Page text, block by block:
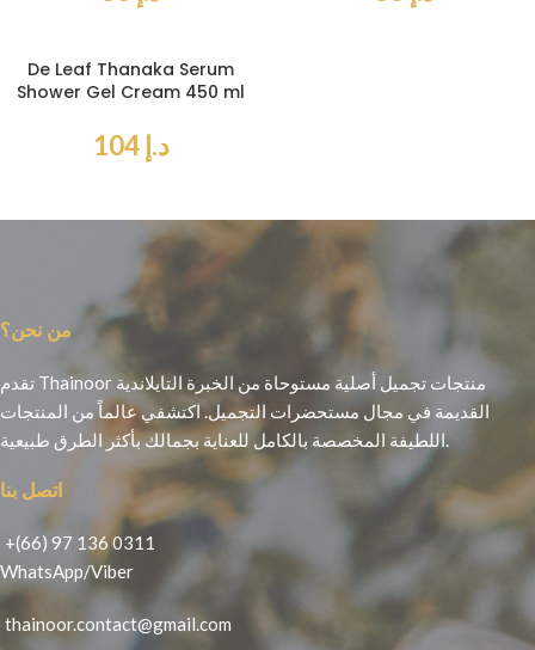
De Leaf Thanaka Serum
Shower Gel Cream 450 ml
د.إ 104
من نحن؟
تقدم Thainoor منتجات تجميل أصلية مستوحاة من الخبرة التايلاندية
القديمة في مجال مستحضرات التجميل. اكتشفي عالماً من المنتجات
اللطيفة المخصصة بالكامل للعناية بجمالك بأكثر الطرق طبيعية.
اتصل بنا
+(66) 97 136 0311
WhatsApp/Viber
thainoor.contact@gmail.com